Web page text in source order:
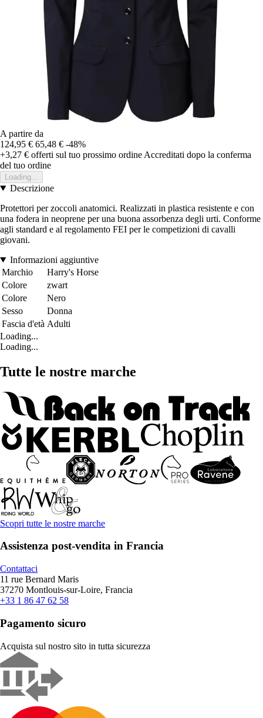
A partire da
124,95 € 65,48 € -48%
+3,27 € offerti sul tuo prossimo ordine Accreditati dopo la conferma
del tuo ordine
Loading...
Descrizione
Protettori per zoccoli anatomici. Realizzati in plastica resistente e con
una fodera in neoprene per una buona assorbenza degli urti. Conforme
agli standard e al regolamento FEI per le competizioni di cavalli
giovani.
Informazioni aggiuntive
Marchio
Harry's Horse
Colore
zwart
Colore
Nero
Sesso
Donna
Fascia d'età Adulti
Loading...
Loading...
Tutte le nostre marche
Scopri tutte le nostre marche
Assistenza post-vendita in Francia
Contattaci
11 rue Bernard Maris
37270 Montlouis-sur-Loire, Francia
+33 1 86 47 62 58
Pagamento sicuro
Acquista sul nostro sito in tutta sicurezza